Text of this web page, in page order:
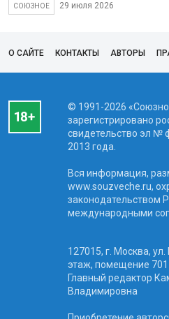
СОЮЗНОЕ 29 июля 2026
О САЙТЕ КОНТАКТЫ АВТОРЫ
© 1991-2026
зарегистрировано
свидетельство эл №
2013 года.
Вся информация,
www.souzveche.ru,
законодательством
международными
127015, г. Москва,
этаж, помещение 701
Главный редактор
Владимировна